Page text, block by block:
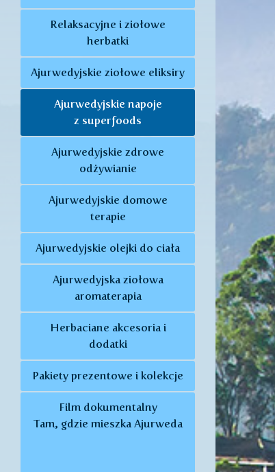
Relaksacyjne i ziołowe
herbatki
Ajurwedyjskie ziołowe eliksiry
Ajurwedyjskie napoje
z superfoods
Ajurwedyjskie zdrowe
odżywianie
Ajurwedyjskie domowe
terapie
Ajurwedyjskie olejki do ciała
Ajurwedyjska ziołowa
aromaterapia
Herbaciane akcesoria i
dodatki
Pakiety prezentowe i kolekcje
Film dokumentalny
Tam, gdzie mieszka Ajurweda